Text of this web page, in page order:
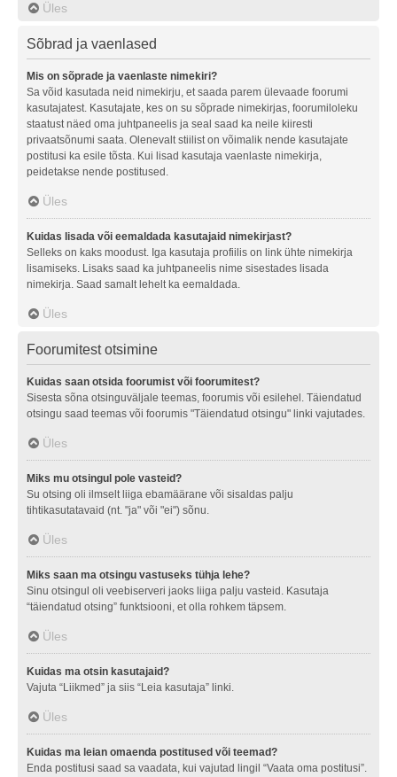
Üles
Sõbrad ja vaenlased
Mis on sõprade ja vaenlaste nimekiri?
Sa võid kasutada neid nimekirju, et saada parem ülevaade foorumi
kasutajatest. Kasutajate, kes on su sõprade nimekirjas, foorumiloleku
staatust näed oma juhtpaneelis ja seal saad ka neile kiiresti
privaatsõnumi saata. Olenevalt stiilist on võimalik nende kasutajate
postitusi ka esile tõsta. Kui lisad kasutaja vaenlaste nimekirja,
peidetakse nende postitused.
Üles
Kuidas lisada või eemaldada kasutajaid nimekirjast?
Selleks on kaks moodust. Iga kasutaja profiilis on link ühte nimekirja
lisamiseks. Lisaks saad ka juhtpaneelis nime sisestades lisada
nimekirja. Saad samalt lehelt ka eemaldada.
Üles
Foorumitest otsimine
Kuidas saan otsida foorumist või foorumitest?
Sisesta sõna otsinguväljale teemas, foorumis või esilehel. Täiendatud
otsingu saad teemas või foorumis "Täiendatud otsingu" linki vajutades.
Üles
Miks mu otsingul pole vasteid?
Su otsing oli ilmselt liiga ebamäärane või sisaldas palju
tihtikasutatavaid (nt. "ja" või "ei") sõnu.
Üles
Miks saan ma otsingu vastuseks tühja lehe?
Sinu otsingul oli veebiserveri jaoks liiga palju vasteid. Kasutaja
“täiendatud otsing” funktsiooni, et olla rohkem täpsem.
Üles
Kuidas ma otsin kasutajaid?
Vajuta “Liikmed” ja siis “Leia kasutaja” linki.
Üles
Kuidas ma leian omaenda postitused või teemad?
Enda postitusi saad sa vaadata, kui vajutad lingil “Vaata oma postitusi”.